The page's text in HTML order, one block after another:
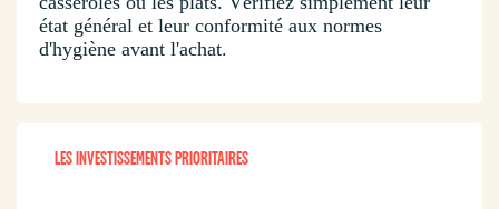
état général et leur conformité aux normes
d'hygiène avant l'achat.
LES INVESTISSEMENTS PRIORITAIRES